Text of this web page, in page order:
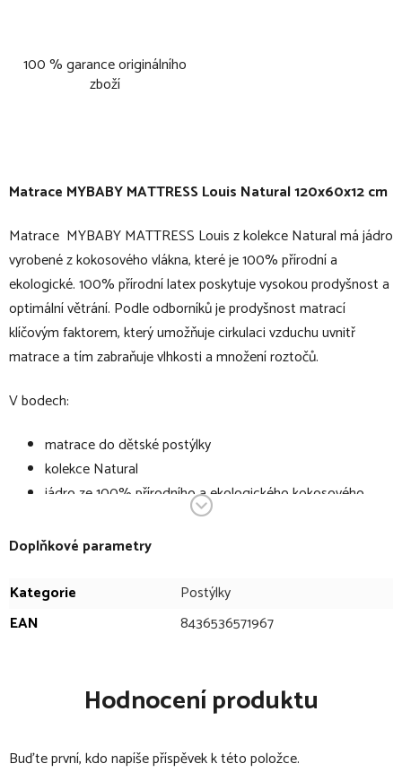
100 % garance originálního
zboží
Matrace MYBABY MATTRESS Louis Natural 120x60x12 cm
Matrace MYBABY MATTRESS Louis z kolekce Natural má jádro
vyrobené z kokosového vlákna, které je 100% přírodní a
ekologické. 100% přírodní latex poskytuje vysokou prodyšnost a
optimální větrání. Podle odborníků je prodyšnost matrací
klíčovým faktorem, který umožňuje cirkulaci vzduchu uvnitř
matrace a tím zabraňuje vlhkosti a množení roztočů.
V bodech:
matrace do dětské postýlky
kolekce Natural
jádro ze 100% přírodního a ekologického kokosového
prodyšná - zabraňuje vlhkosti a roztočům
koncentracím CO2 a snižuje riziko náhlého úmrtí kojenců
používá inovativní ANTI-MITES systém poskytující dítěti
potah lze prát v pračce
rozměry matrace: 60 x 120 x 12 cm
přizpůsobivost 4/5
Doplňkové parametry
Kategorie
Postýlky
EAN
8436536571967
Hodnocení produktu
Buďte první, kdo napíše příspěvek k této položce.